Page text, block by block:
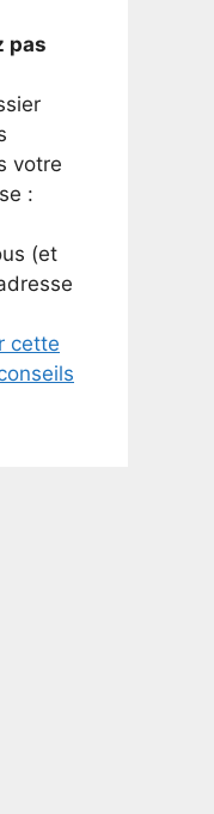
pas
votre
:
(et
cette